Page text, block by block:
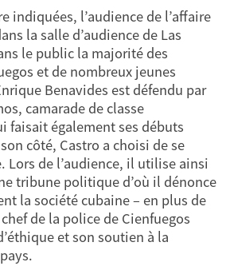
indiquées, l’audience de l’affaire
la salle d’audience de Las
le public la majorité des
et de nombreux jeunes
Benavides est défendu par
camarade de classe
faisait également ses débuts
côté, Castro a choisi de se
Lors de l’audience, il utilise ainsi
tribune politique d’où il dénonce
la société cubaine – en plus de
de la police de Cienfuegos
et son soutien à la